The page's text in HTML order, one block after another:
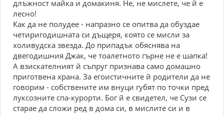
длъжност майка и домакиня. Не, не мислете, че й е
лесно!
Как да не полудее - напразно се опитва да обуздае
четиригодишната си дъщеря, която се мисли за
холивудска звезда. До припадък обяснява на
двегодишния Джак, че тоалетното гърне не е шапка!
А взискателният й съпруг признава само домашно
приготвена храна. За егоистичните й родители да не
говорим - собствените им внуци губят по точки пред
луксозните спа-курорти. Бог й е свидетел, че Сузи се
старае да сложи ред в дома си, в мислите си и в